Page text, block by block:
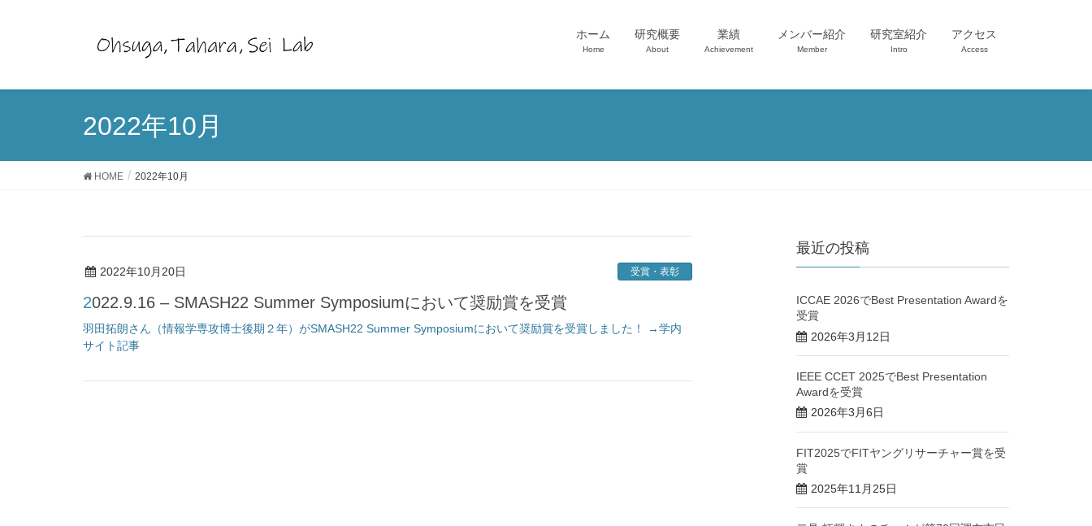
ホーム
Home
研究概要
About
業績
Achievement
メンバー紹介
Member
研究室紹介
Intro
アクセス
Access
2022年10月
HOME 2022年10月
2022年10月20日 受賞・表彰
2022.9.16 – SMASH22 Summer Symposiumにおいて奨励賞を受賞
羽田拓朗さん（情報学専攻博士後期２年）がSMASH22 Summer Symposiumにおいて奨励賞を受賞しました！ →学内
サイト記事
最近の投稿
ICCAE 2026でBest Presentation Awardを
受賞
2026年3月12日
IEEE CCET 2025でBest Presentation
Awardを受賞
2026年3月6日
FIT2025でFITヤングリサーチャー賞を受
賞
2025年11月25日